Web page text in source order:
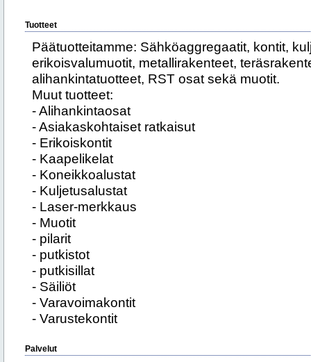
Tuotteet
Päätuotteitamme: Sähköaggregaatit, kontit,
erikoisvalumuotit, metallirakenteet,
alihankintatuotteet, RST osat sekä muotit.
Muut tuotteet:
- Alihankintaosat
- Asiakaskohtaiset ratkaisut
- Erikoiskontit
- Kaapelikelat
- Koneikkoalustat
- Kuljetusalustat
- Laser-merkkaus
- Muotit
- pilarit
- putkistot
- putkisillat
- Säiliöt
- Varavoimakontit
- Varustekontit
Palvelut